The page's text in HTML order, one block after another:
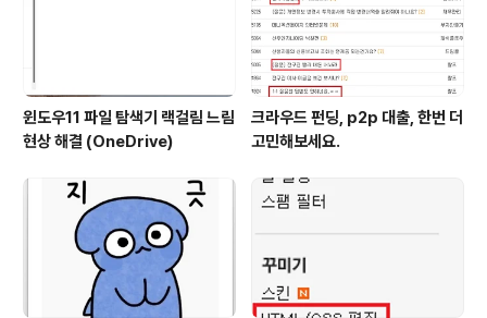
윈도우11 파일 탐색기 랙걸림 느림
현상 해결 (OneDrive)
크라우드 펀딩, p2p 대출, 한번 더
고민해보세요.